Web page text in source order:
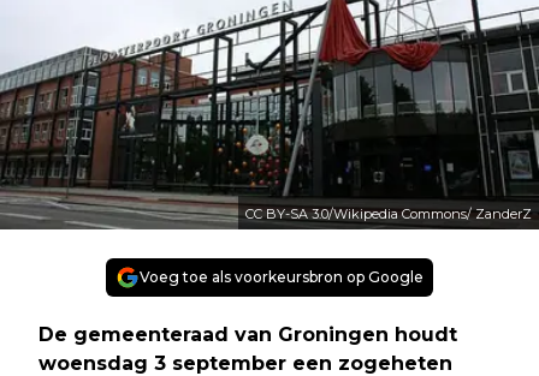
CC BY-SA 3.0/Wikipedia Commons/ ZanderZ
Voeg toe als voorkeursbron op Google
De gemeenteraad van Groningen houdt
woensdag 3 september een zogeheten